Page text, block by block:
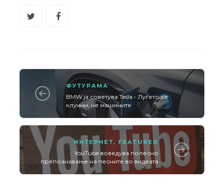
ФУТУРАМА
BMW ја советува Tesla - Луѓето се
клучни, не машините
ИНТЕРНЕТ, FEATURED
YouTube воведува полесно
препознавање на песните во видеата